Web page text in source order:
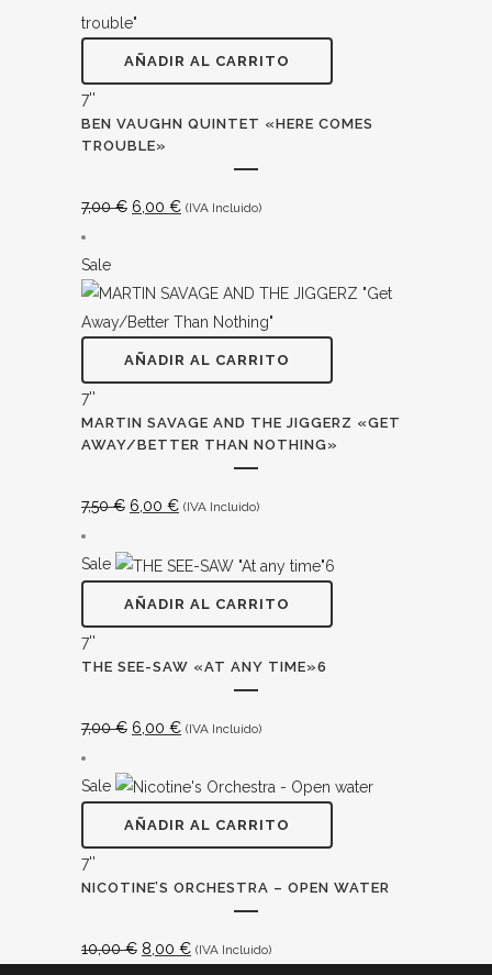
AÑADIR AL CARRITO
7''
BEN VAUGHN QUINTET «HERE COMES
TROUBLE»
7,00€ El
era:
7,00 €.
6,00 €El
es:
6,00 €.
(IVA Incluido)
Sale
AÑADIR AL CARRITO
7''
MARTIN SAVAGE AND THE JIGGERZ «GET
AWAY​/​BETTER THAN NOTHING»
7,50€ El
original
6,00 €El
actual
(IVA Incluido)
Sale
AÑADIR AL CARRITO
7''
THE SEE​-​SAW «AT ANY TIME»6
7,00€ El
original
6,00 €El
actual
(IVA Incluido)
Sale
AÑADIR AL CARRITO
7''
NICOTINE’S ORCHESTRA – OPEN WATER
10,00€ El
8,00 €El(IVA Incluido)